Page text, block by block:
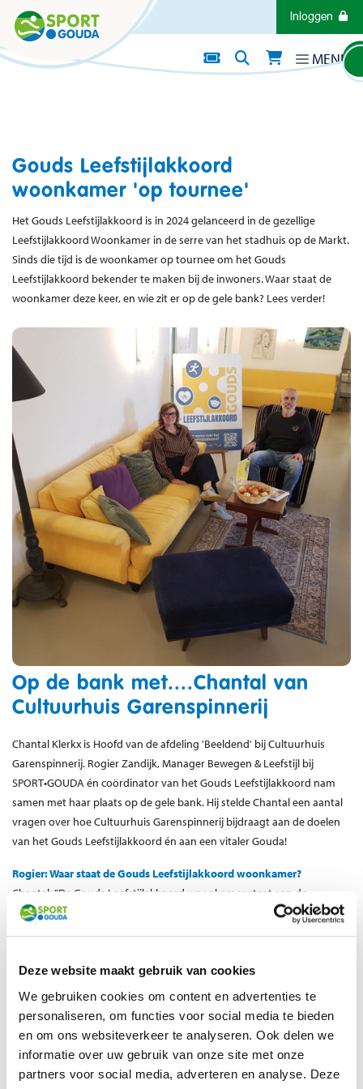
Deze website maakt gebruik van cookies
We gebruiken cookies om content en advertenties te
personaliseren, om functies voor social media te bieden
en om ons websiteverkeer te analyseren. Ook delen we
informatie over uw gebruik van onze site met onze
partners voor social media, adverteren en analyse. Deze
Direct naar de inhoud van de pagina Inloggen
MENU
Datum: 30 september 2025
Gouds Leefstijlakkoord
woonkamer 'op tournee'
Het Gouds Leefstijlakkoord is in 2024 gelanceerd in de gezellige
Leefstijlakkoord Woonkamer in de serre van het stadhuis op de Markt.
Sinds die tijd is de woonkamer op tournee om het Gouds
Leefstijlakkoord bekender te maken bij de inwoners. Waar staat de
woonkamer deze keer, en wie zit er op de gele bank? Lees verder!
Op de bank met....Chantal van
Cultuurhuis Garenspinnerij
Chantal Klerkx is Hoofd van de afdeling 'Beeldend' bij Cultuurhuis
Garenspinnerij. Rogier Zandijk, Manager Bewegen & Leefstijl bij
SPORT•GOUDA én coördinator van het Gouds Leefstijlakkoord nam
samen met haar plaats op de gele bank. Hij stelde Chantal een aantal
vragen over hoe Cultuurhuis Garenspinnerij bijdraagt aan de doelen
van het Gouds Leefstijlakkoord én aan een vitaler Gouda!
Rogier: Waar staat de Gouds Leefstijlakkoord woonkamer?
Chantal: "De Gouds Leefstijlakkoord woonkamer staat aan de
Turfsingel 34, in Cultuurhuis Garenspinnerij, de culturele huiskamer
en cultuur waardoor zij hun kijk op de wereld verrijken en zo beter
toegerust zijn om te kunnen functioneren in – en een bijdrage leveren
aan – de samenleving van morgen."
Rogier: Waarom dragen jullie bij aan het Gouds Leefstijlakkoord en
hoe ziet die bijdrage eruit?
Chantal: "Bij Cultuurhuis Garenspinnerij geloven we dat kunst en